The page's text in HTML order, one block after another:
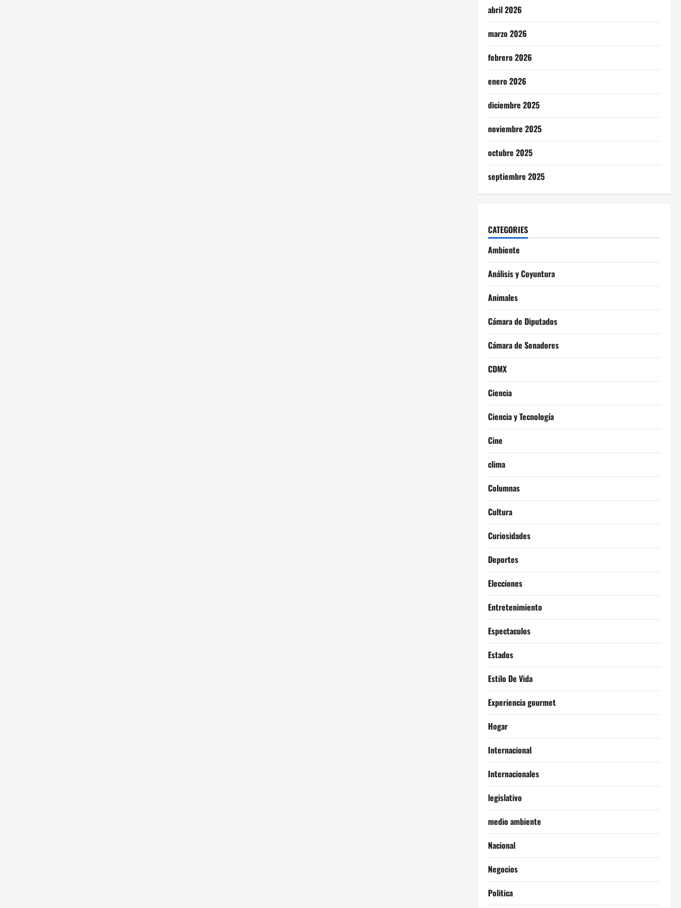
abril 2026
marzo 2026
febrero 2026
enero 2026
diciembre 2025
noviembre 2025
octubre 2025
septiembre 2025
CATEGORIES
Ambiente
Análisis y Coyuntura
Animales
Cámara de Diputados
Cámara de Senadores
CDMX
Ciencia
Ciencia y Tecnología
Cine
clima
Columnas
Cultura
Curiosidades
Deportes
Elecciones
Entretenimiento
Espectaculos
Estados
Estilo De Vida
Experiencia gourmet
Hogar
Internacional
Internacionales
legislativo
medio ambiente
Nacional
Negocios
Politica